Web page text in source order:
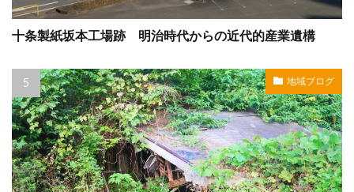
十条製紙坂本工場跡 明治時代からの近代的産業遺構
地域ブログ